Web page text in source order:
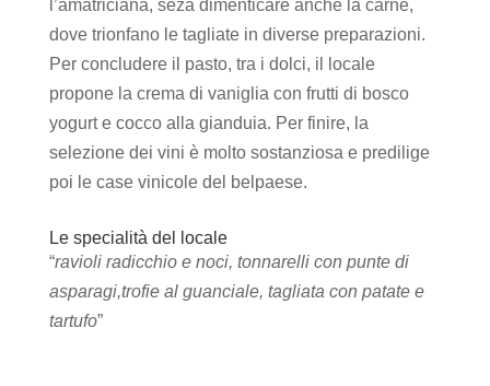
l’amatriciana, seza dimenticare anche la carne,
dove trionfano le tagliate in diverse preparazioni.
Per concludere il pasto, tra i dolci, il locale
propone la crema di vaniglia con frutti di bosco
yogurt e cocco alla gianduia. Per finire, la
selezione dei vini è molto sostanziosa e predilige
poi le case vinicole del belpaese.
Le specialità del locale
“ravioli radicchio e noci, tonnarelli con punte di
asparagi,trofie al guanciale, tagliata con patate e
tartufo”